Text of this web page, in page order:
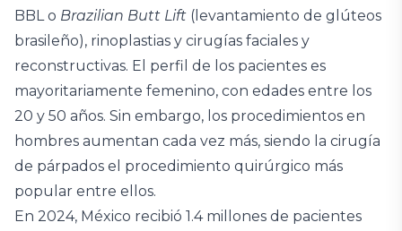
BBL o Brazilian Butt Lift (levantamiento de glúteos
brasileño), rinoplastias y cirugías faciales y
reconstructivas. El perfil de los pacientes es
mayoritariamente femenino, con edades entre los
20 y 50 años. Sin embargo, los procedimientos en
hombres aumentan cada vez más, siendo la cirugía
de párpados el procedimiento quirúrgico más
popular entre ellos.
En 2024, México recibió 1.4 millones de pacientes